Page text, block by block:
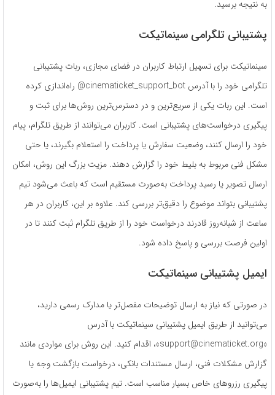
به نتیجه برسید.
پشتیبانی تلگرامی سینماتیکت
سینماتیکت برای تسهیل ارتباط کاربران در فضای مجازی، ربات پشتیبانی
تلگرامی خود را با آدرس cinematicket_support_bot@ راه‌اندازی کرده
است. این ربات یکی از سریع‌ترین و در دسترس‌ترین روش‌ها برای ثبت و
پیگیری درخواست‌های پشتیبانی است. کاربران می‌توانند از طریق تلگرام، پیام
خود را ارسال کنند، وضعیت سفارش یا پرداخت را استعلام بگیرند، یا حتی
مشکل فنی مربوط به بلیط خود را گزارش دهند. مزیت بزرگ این روش، امکان
ارسال تصویر یا رسید پرداخت به‌صورت مستقیم است که باعث می‌شود تیم
پشتیبانی بتواند موضوع را دقیق‌تر بررسی کند. علاوه بر این، کاربران در هر
ساعت از شبانه‌روز قادرند درخواست خود را از طریق تلگرام ثبت کنند تا در
اولین فرصت بررسی و پاسخ داده شود.
ایمیل پشتیبانی سینماتیکت
در صورتی که نیاز به ارسال توضیحات مفصل‌تر یا مدارک رسمی دارید،
می‌توانید از طریق ایمیل پشتیبانی سینماتیکت با آدرس
«support@cinematicket.org»، اقدام کنید. این روش برای مواردی مانند
گزارش مشکلات فنی، ارسال مستندات بانکی، درخواست بازگشت وجه یا
پیگیری رزروهای خاص بسیار مناسب است. تیم پشتیبانی ایمیل‌ها را به‌صورت